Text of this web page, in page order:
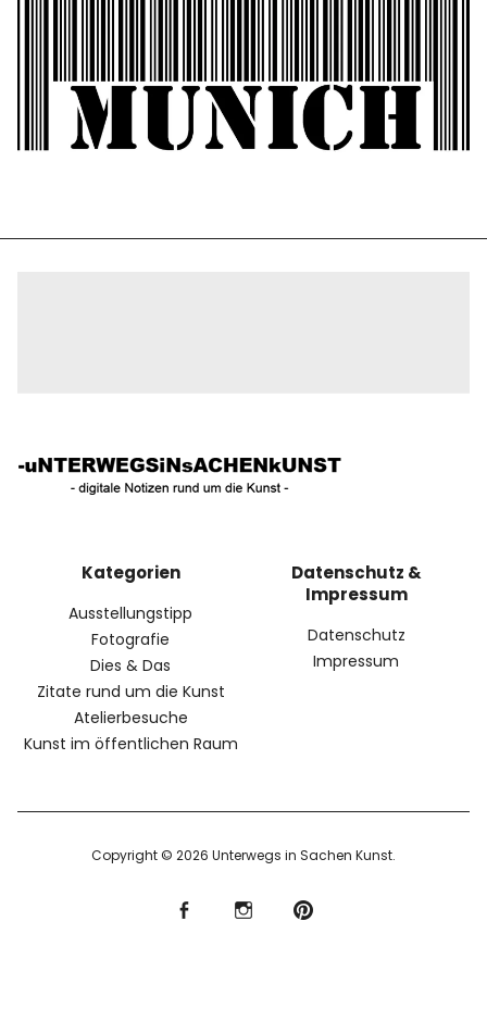
Kategorien
Ausstellungstipp
Fotografie
Dies & Das
Zitate rund um die Kunst
Atelierbesuche
Kunst im öffentlichen Raum
Datenschutz &
Impressum
Datenschutz
Impressum
Copyright © 2026 Unterwegs in Sachen Kunst